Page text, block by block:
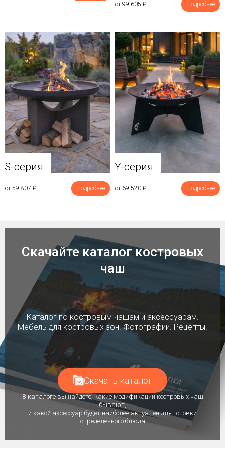
от 99 605 ₽ Подробнее
S-серия
от 59 807 ₽ Подробнее
Y-серия
от 69 520 ₽ Подробнее
Скачайте каталог костровых
чаш
Каталог по костровым чашам и аксессуарам.
Мебель для костровых зон. Фотографии. Рецепты.
Скачать каталог
В каталоге вы найдете, какие модификации костровых чаш
бывают,
и какой аксессуар будет наиболее актуален для готовки
определенного блюда